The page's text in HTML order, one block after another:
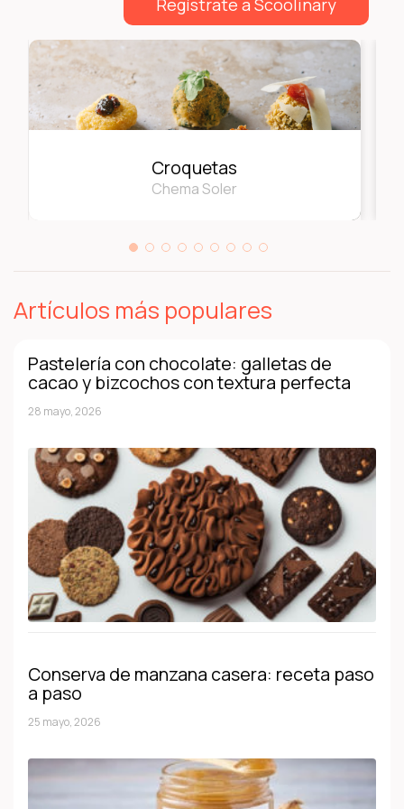
Regístrate a Scoolinary
Croquetas
Chema Soler
Artículos más populares
Pastelería con chocolate: galletas de
cacao y bizcochos con textura perfecta
28 mayo, 2026
Conserva de manzana casera: receta paso
a paso
25 mayo, 2026